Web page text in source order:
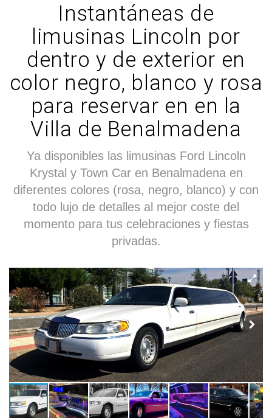
Instantáneas de
limusinas Lincoln por
dentro y de exterior en
color negro, blanco y rosa
para reservar en en la
Villa de Benalmadena
Ya disponibles las limusinas Ford Lincoln
Krystal y Town Car en Benalmadena en
diferentes colores (rosa, negro, blanco) y con
todo lujo de detalles al mejor coste del
momento para tus celebraciones y fiestas
privadas.